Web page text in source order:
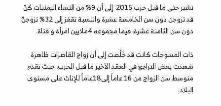
تشير حتى ما قبل حرب 2015 إلى أن 9% من النساء اليمنيات كنّ
قد تزوجن دون سن الخامسة عشرة والنسبة تقفز إلى 32% تزوجنّ
دون سن الثامنة عشرة، فيما مجموعه 4ملايين امرأة و فتاة.
ذات المسوحات كانت قد خَلُصت إلى أن زواج القاصرات ظاهرة
شهدت بعض التراجع في العقد الأخير ما قبل الحرب، حيث تقدم
متوسط سن الزواج من 16 عاماً إلى18عاماً للإناث على مستوى
البلاد.